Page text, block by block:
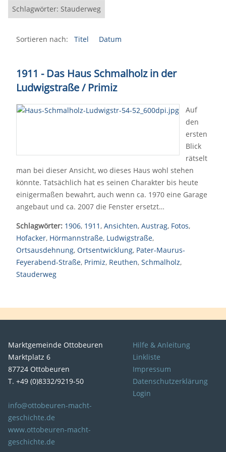
Schlagwörter: Stauderweg
Sortieren nach: Titel Datum
1911 - Das Haus Schmalholz in der
Ludwigstraße / Primiz
Auf
den
ersten
Blick
rätselt
man bei dieser Ansicht, wo dieses Haus wohl stehen
könnte. Tatsächlich hat es seinen Charakter bis heute
einigermaßen bewahrt, auch wenn ca. 1970 eine Garage
angebaut und ca. 2007 die Fenster ersetzt…
Schlagwörter: 1906, 1911, Ansichten, Austrag, Fotos,
Hofacker, Hörmannstraße, Ludwigstraße,
Ortsausdehnung, Ortsentwicklung, Pater-Maurus-
Feyerabend-Straße, Primiz, Reuthen, Schmalholz,
Stauderweg
Marktgemeinde Ottobeuren
Marktplatz 6
87724 Ottobeuren
T. +49 (0)8332/9219-50
info@ottobeuren-macht-
geschichte.de
www.ottobeuren-macht-
geschichte.de
Hilfe & Anleitung
Linkliste
Impressum
Datenschutzerklärung
Login